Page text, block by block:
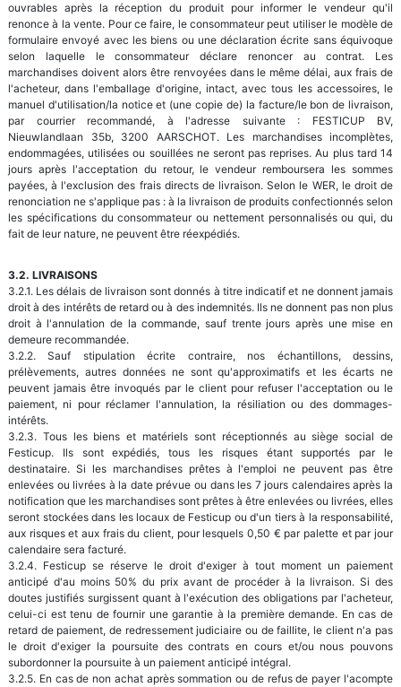
ouvrables après la réception du produit pour informer le vendeur qu'il
renonce à la vente. Pour ce faire, le consommateur peut utiliser le modèle de
formulaire envoyé avec les biens ou une déclaration écrite sans équivoque
selon laquelle le consommateur déclare renoncer au contrat. Les
marchandises doivent alors être renvoyées dans le même délai, aux frais de
l'acheteur, dans l'emballage d'origine, intact, avec tous les accessoires, le
manuel d'utilisation/la notice et (une copie de) la facture/le bon de livraison,
par courrier recommandé, à l'adresse suivante : FESTICUP BV,
Nieuwlandlaan 35b, 3200 AARSCHOT. Les marchandises incomplètes,
endommagées, utilisées ou souillées ne seront pas reprises. Au plus tard 14
jours après l'acceptation du retour, le vendeur remboursera les sommes
payées, à l'exclusion des frais directs de livraison. Selon le WER, le droit de
renonciation ne s'applique pas : à la livraison de produits confectionnés selon
les spécifications du consommateur ou nettement personnalisés ou qui, du
fait de leur nature, ne peuvent être réexpédiés.
3.2. LIVRAISONS
3.2.1. Les délais de livraison sont donnés à titre indicatif et ne donnent jamais
droit à des intérêts de retard ou à des indemnités. Ils ne donnent pas non plus
droit à l'annulation de la commande, sauf trente jours après une mise en
demeure recommandée.
3.2.2. Sauf stipulation écrite contraire, nos échantillons, dessins,
prélèvements, autres données ne sont qu'approximatifs et les écarts ne
peuvent jamais être invoqués par le client pour refuser l'acceptation ou le
paiement, ni pour réclamer l'annulation, la résiliation ou des dommages-
intérêts.
3.2.3. Tous les biens et matériels sont réceptionnés au siège social de
Festicup. Ils sont expédiés, tous les risques étant supportés par le
destinataire. Si les marchandises prêtes à l'emploi ne peuvent pas être
enlevées ou livrées à la date prévue ou dans les 7 jours calendaires après la
notification que les marchandises sont prêtes à être enlevées ou livrées, elles
seront stockées dans les locaux de Festicup ou d'un tiers à la responsabilité,
aux risques et aux frais du client, pour lesquels 0,50 € par palette et par jour
calendaire sera facturé.
3.2.4. Festicup se réserve le droit d'exiger à tout moment un paiement
anticipé d'au moins 50% du prix avant de procéder à la livraison. Si des
doutes justifiés surgissent quant à l'exécution des obligations par l'acheteur,
celui-ci est tenu de fournir une garantie à la première demande. En cas de
retard de paiement, de redressement judiciaire ou de faillite, le client n'a pas
le droit d'exiger la poursuite des contrats en cours et/ou nous pouvons
subordonner la poursuite à un paiement anticipé intégral.
3.2.5. En cas de non achat après sommation ou de refus de payer l'acompte